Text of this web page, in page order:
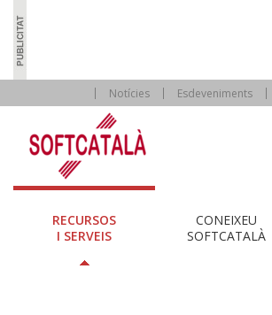
Notícies Esdeveniments
RECURSOS
I SERVEIS
CONEIXEU
SOFTCATALÀ